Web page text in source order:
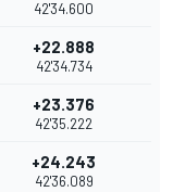
42'34.600
+22.888
42'34.734
+23.376
42'35.222
+24.243
42'36.089